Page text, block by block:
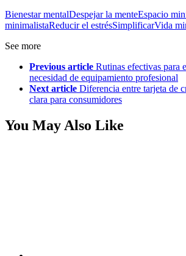
Bienestar mentalDespejar la menteEspacio
minimalistaReducir el estrésSimplificarVida
See more
Previous article Rutinas efectivas para
necesidad de equipamiento profesional
Next article Diferencia entre tarjeta de
clara para consumidores
You May Also Like